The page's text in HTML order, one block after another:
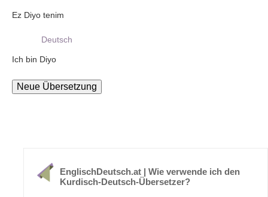
Ez Diyo tenim
Deutsch
Ich bin Diyo
EnglischDeutsch.at | Wie verwende ich den
Kurdisch-Deutsch-Übersetzer?